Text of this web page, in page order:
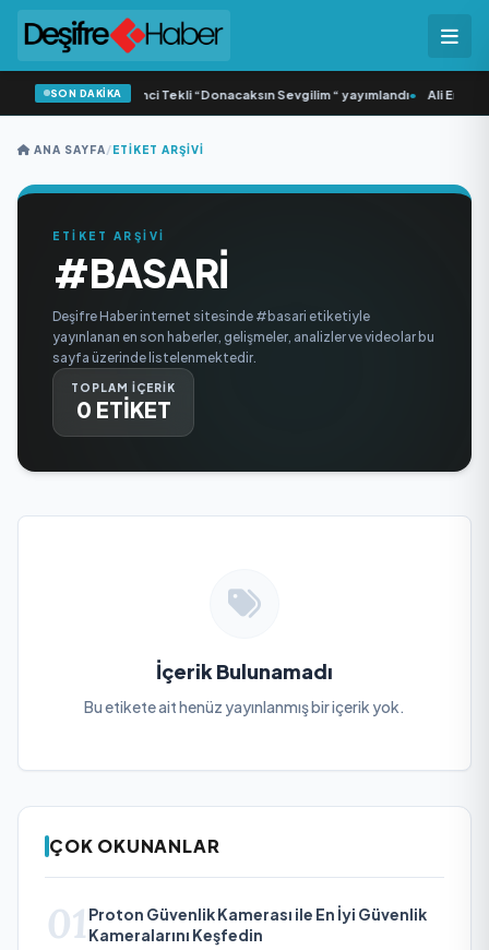
SON DAKİKA
Yonca Samlı ‘dan İkinci Tekli “Donacaksın Sevgilim “ yayımlandı• Ali Emre
ANA SAYFA/ETIKET ARŞIVI
ETİKET ARŞİVİ
#BASARI
Deşifre Haber internet sitesinde #basari etiketiyle
yayınlanan en son haberler, gelişmeler, analizler ve videolar bu
sayfa üzerinde listelenmektedir.
TOPLAM İÇERİK
0 ETİKET
İçerik Bulunamadı
Bu etikete ait henüz yayınlanmış bir içerik yok.
ÇOK OKUNANLAR
01 Proton Güvenlik Kamerası ile En İyi Güvenlik
Kameralarını Keşfedin